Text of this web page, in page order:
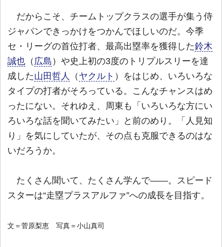
だからこそ、チームトップクラスの選手が集う侍
ジャパンできっかけをつかんでほしいのだ。今季
セ・リーグの首位打者、最高出塁率を獲得した鈴木
誠也 （ 広島 ）や史上初の3度のトリプルスリーを達
成した山田哲人 （ ヤクルト ）をはじめ、いろいろな
タイプの打者がそろっている。こんなチャンスはめ
ったにない。それゆえ、周東も「いろいろな方にい
ろいろな話を聞いてみたい」と前のめり。「人見知
り」を気にしていたが、その点も克服できるのはな
いだろうか。
たくさん聞いて、たくさん学んで――。スピード
スターは“走塁プラスアルファ”への成長を目指す。
文＝菅原梨恵 写真＝小山真司